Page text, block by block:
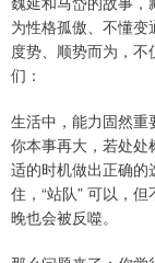
为性格孤傲、不懂
度势、顺势而为，
们：
生活中，能力固然
你本事再大，若处处
适的时机做出正确
住，“站队” 可以，
晚也会被反噬。